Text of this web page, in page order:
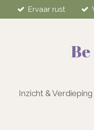
Ervaar rust
Inzicht & Verdieping